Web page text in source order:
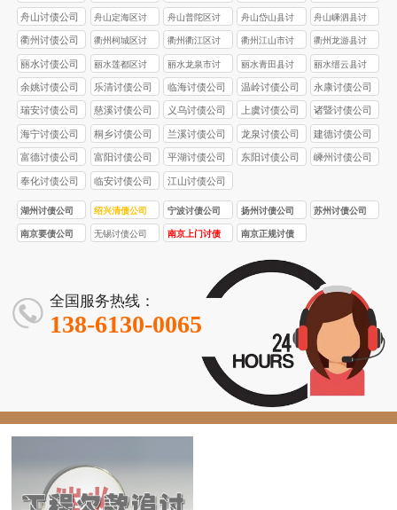
债公司
债公司
债公司
债公司
舟山讨债公司
舟山定海区讨
债公司
舟山普陀区讨
债公司
舟山岱山县讨
债公司
舟山嵊泗县讨
债公司
衢州讨债公司
衢州柯城区讨
债公司
衢州衢江区讨
债公司
衢州江山市讨
债公司
衢州龙游县讨
债公司
丽水讨债公司
丽水莲都区讨
债公司
丽水龙泉市讨
债公司
丽水青田县讨
债公司
丽水缙云县讨
债公司
余姚讨债公司 乐清讨债公司 临海讨债公司 温岭讨债公司 永康讨债公司
瑞安讨债公司 慈溪讨债公司 义乌讨债公司 上虞讨债公司 诸暨讨债公司
海宁讨债公司 桐乡讨债公司 兰溪讨债公司 龙泉讨债公司 建德讨债公司
富德讨债公司 富阳讨债公司 平湖讨债公司 东阳讨债公司 嵊州讨债公司
奉化讨债公司 临安讨债公司 江山讨债公司
湖州讨债公司 绍兴清债公司 宁波讨债公司 扬州讨债公司 苏州讨债公司
南京要债公司 无锡讨债公司
南京上门讨债
南京正规讨债
全国服务热线：
138-6130-0065